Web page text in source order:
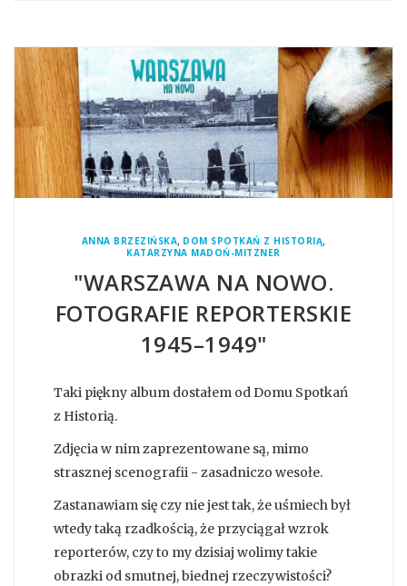
ANNA BRZEZIŃSKA, DOM SPOTKAŃ Z HISTORIĄ,
KATARZYNA MADOŃ-MITZNER
"WARSZAWA NA NOWO.
FOTOGRAFIE REPORTERSKIE
1945–1949"
Taki piękny album dostałem od Domu Spotkań
z Historią.
Zdjęcia w nim zaprezentowane są, mimo
strasznej scenografii - zasadniczo wesołe.
Zastanawiam się czy nie jest tak, że uśmiech był
wtedy taką rzadkością, że przyciągał wzrok
reporterów, czy to my dzisiaj wolimy takie
obrazki od smutnej, biednej rzeczywistości?